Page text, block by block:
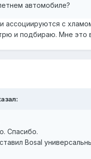
автомобиле?
ассоциируются с
и подбираю. Мне это
Спасибо.
Bosal